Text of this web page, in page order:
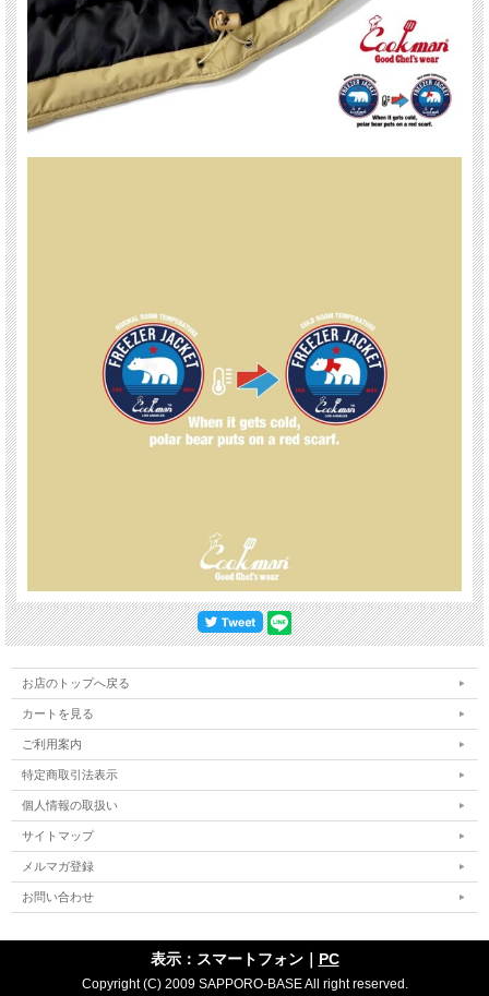
お店のトップへ戻る
カートを見る
ご利用案内
特定商取引法表示
個人情報の取扱い
サイトマップ
メルマガ登録
お問い合わせ
表示：スマートフォン｜ PC
Copyright (C) 2009 SAPPORO-BASE All right reserved.